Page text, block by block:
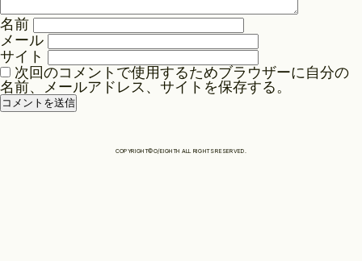
ョ
ン
名前
メール
サイト
次回のコメントで使用するためブラウザーに自分の
名前、メールアドレス、サイトを保存する。
COPYRIGHT©O/EIGHTH ALL RIGHTS RESERVED.